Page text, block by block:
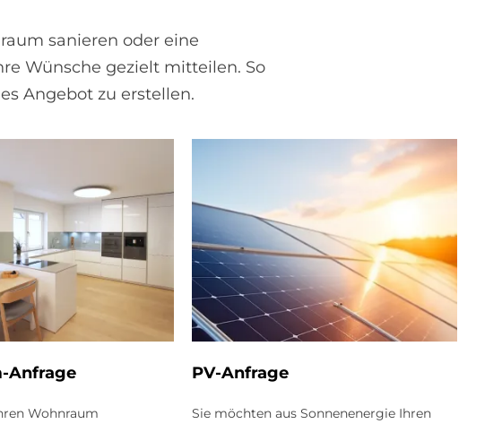
sanieren oder eine
Wünsche gezielt mitteilen. So
Angebot zu erstellen.
An­fra­ge
Wohnraum
PV-An­fra­ge
Sie möchten aus Sonnenenergie Ihren